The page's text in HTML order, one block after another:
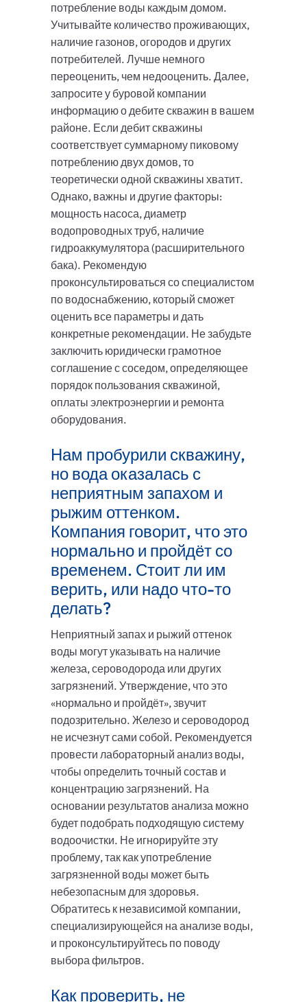
потребление воды каждым домом.
Учитывайте количество проживающих,
наличие газонов, огородов и других
потребителей. Лучше немного
переоценить, чем недооценить. Далее,
запросите у буровой компании
информацию о дебите скважин в вашем
районе. Если дебит скважины
соответствует суммарному пиковому
потреблению двух домов, то
теоретически одной скважины хватит.
Однако, важны и другие факторы:
мощность насоса, диаметр
водопроводных труб, наличие
гидроаккумулятора (расширительного
бака). Рекомендую
проконсультироваться со специалистом
по водоснабжению, который сможет
оценить все параметры и дать
конкретные рекомендации. Не забудьте
заключить юридически грамотное
соглашение с соседом, определяющее
порядок пользования скважиной,
оплаты электроэнергии и ремонта
оборудования.
Нам пробурили скважину,
но вода оказалась с
неприятным запахом и
рыжим оттенком.
Компания говорит, что это
нормально и пройдёт со
временем. Стоит ли им
верить, или надо что-то
делать?
Неприятный запах и рыжий оттенок
воды могут указывать на наличие
железа, сероводорода или других
загрязнений. Утверждение, что это
«нормально и пройдёт», звучит
подозрительно. Железо и сероводород
не исчезнут сами собой. Рекомендуется
провести лабораторный анализ воды,
чтобы определить точный состав и
концентрацию загрязнений. На
основании результатов анализа можно
будет подобрать подходящую систему
водоочистки. Не игнорируйте эту
проблему, так как употребление
загрязненной воды может быть
небезопасным для здоровья.
Обратитесь к независимой компании,
специализирующейся на анализе воды,
и проконсультируйтесь по поводу
выбора фильтров.
Как проверить, не